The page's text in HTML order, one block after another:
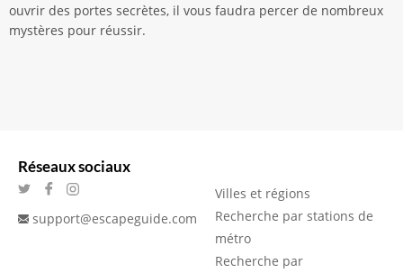
ouvrir des portes secrètes, il vous faudra percer de nombreux
mystères pour réussir.
Réseaux sociaux
support@escapeguide.com
Villes et régions
Recherche par stations de
métro
Recherche par